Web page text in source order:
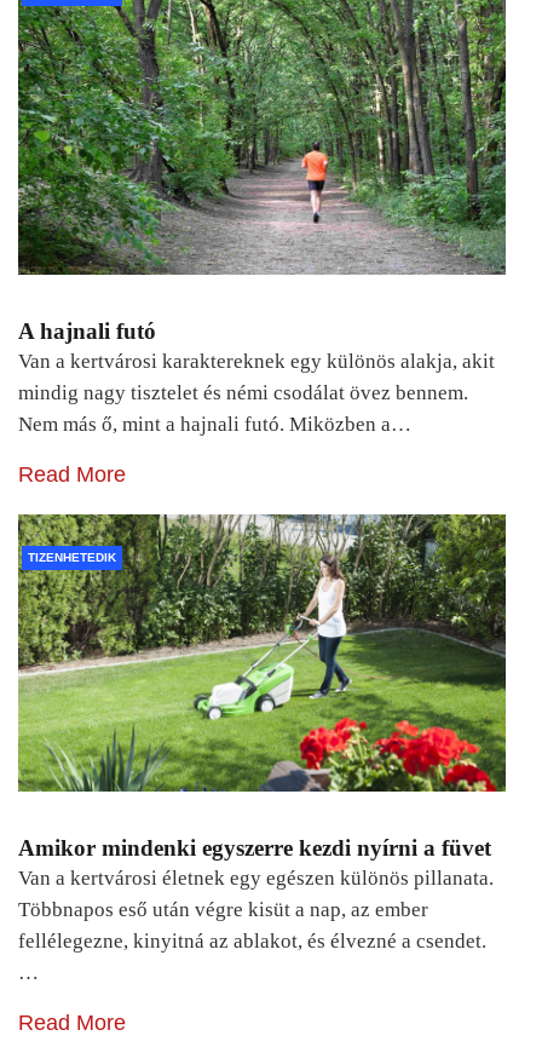
A hajnali futó
Van a kertvárosi karaktereknek egy különös alakja, akit
mindig nagy tisztelet és némi csodálat övez bennem.
Nem más ő, mint a hajnali futó. Miközben a…
Read More
TIZENHETEDIK
Amikor mindenki egyszerre kezdi nyírni a füvet
Van a kertvárosi életnek egy egészen különös pillanata.
Többnapos eső után végre kisüt a nap, az ember
fellélegezne, kinyitná az ablakot, és élvezné a csendet.
…
Read More